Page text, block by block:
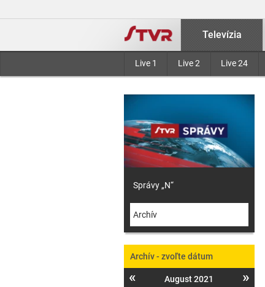
Televízia
Live 1 Live 2 Live 24
Správy „N“
Archív
Archív - zvoľte dátum
« August 2021 »